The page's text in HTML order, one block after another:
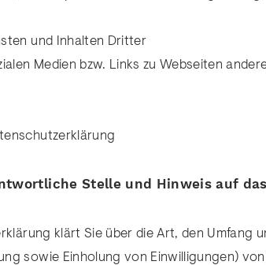
und Inhalten Dritter
Medien bzw. Links zu Webseiten
Stelle und Hinweis auf
klärt Sie über die Art, den Umfang
sowie Einholung von Einwilligungen)